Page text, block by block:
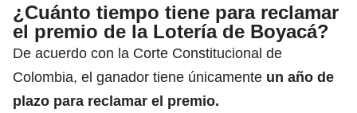
¿Cuánto tiempo tiene para reclamar
el premio de la Lotería de Boyacá?
De acuerdo con la Corte Constitucional de
Colombia, el ganador tiene únicamente un año de
plazo para reclamar el premio.